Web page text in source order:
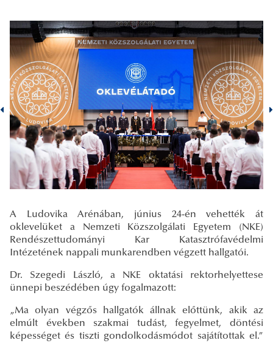
A Ludovika Arénában, június 24-én vehették át
oklevelüket a Nemzeti Közszolgálati Egyetem (NKE)
Rendészettudományi Kar Katasztrófavédelmi
Intézetének nappali munkarendben végzett hallgatói.
Dr. Szegedi László, a NKE oktatási rektorhelyettese
ünnepi beszédében úgy fogalmazott:
„Ma olyan végzős hallgatók állnak előttünk, akik az
elmúlt években szakmai tudást, fegyelmet, döntési
képességet és tiszti gondolkodásmódot sajátítottak el.”